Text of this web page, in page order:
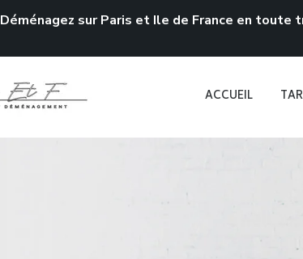
Déménagez sur Paris et Ile de France en
ACCUEIL